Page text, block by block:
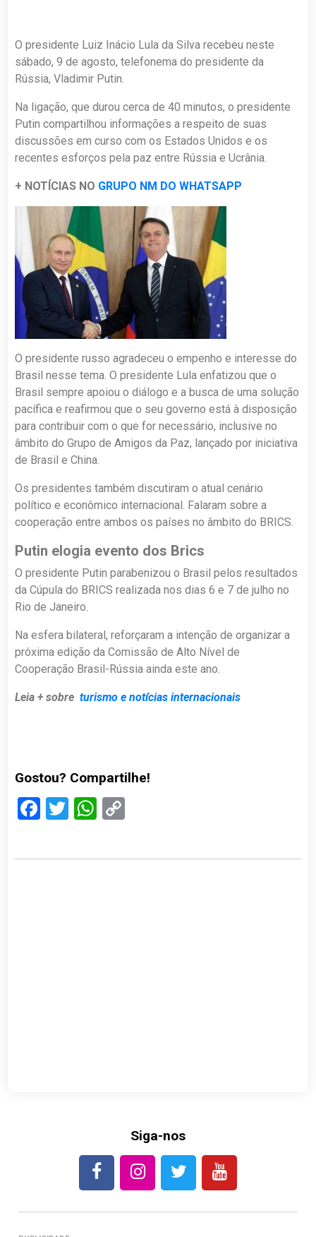
O presidente Luiz Inácio Lula da Silva recebeu neste
sábado, 9 de agosto, telefonema do presidente da
Rússia, Vladimir Putin.
Na ligação, que durou cerca de 40 minutos, o presidente
Putin compartilhou informações a respeito de suas
discussões em curso com os Estados Unidos e os
recentes esforços pela paz entre Rússia e Ucrânia.
+ NOTÍCIAS NO GRUPO NM DO WHATSAPP
O presidente russo agradeceu o empenho e interesse do
Brasil nesse tema. O presidente Lula enfatizou que o
Brasil sempre apoiou o diálogo e a busca de uma solução
pacífica e reafirmou que o seu governo está à disposição
para contribuir com o que for necessário, inclusive no
âmbito do Grupo de Amigos da Paz, lançado por iniciativa
de Brasil e China.
Os presidentes também discutiram o atual cenário
político e econômico internacional. Falaram sobre a
cooperação entre ambos os países no âmbito do BRICS.
Putin elogia evento dos Brics
O presidente Putin parabenizou o Brasil pelos resultados
da Cúpula do BRICS realizada nos dias 6 e 7 de julho no
Rio de Janeiro.
Na esfera bilateral, reforçaram a intenção de organizar a
próxima edição da Comissão de Alto Nível de
Cooperação Brasil-Rússia ainda este ano.
Leia + sobre turismo e notícias internacionais
Gostou? Compartilhe!
Facebook
TwitterWhatsApp
Siga-nos